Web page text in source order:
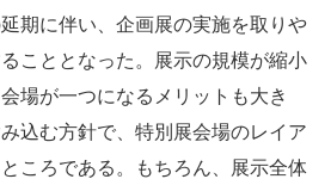
期に伴い、企画展の実施を取りや
こととなった。展示の規模が縮小
場が一つになるメリットも大き
込む方針で、特別展会場のレイア
ころである。もちろん、展示全体